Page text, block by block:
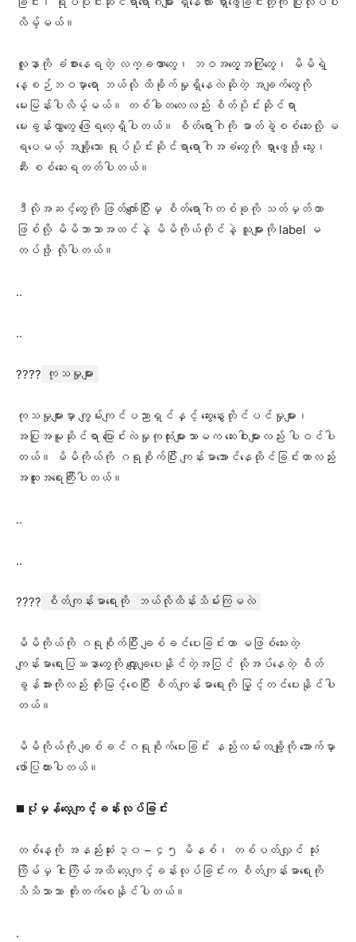
လိမ့်မယ်။
လူနာကို ခံစားနေရတဲ့ လက္ခဏာတွေ၊ ဘဝအတွေ့အကြုံတွေ၊ မိမိရဲ့
နေ့စဉ်ဘဝမှာရော ဘယ်လို ထိခိုက်မှုရှိနေလဲဆိုတဲ့ အချက်တွေကို
မေးမြန်းပါလိမ့်မယ်။ တစ်ခါတလေလည်း စိတ်ပိုင်းဆိုင်ရာ
မေးခွန်းလွှာတွေ ဖြေရလေ့ရှိပါတယ်။ စိတ်ရောဂါကို ဓာတ်ခွဲစစ်ဆေးလို့ မ
ရပေမယ့် အချို့သော ရုပ်ပိုင်းဆိုင်ရာရောဂါအခံတွေကို ရှာဖွေဖို့ သွေး၊
ဆီး စစ်ဆေးရတတ်ပါတယ်။
ဒီလိုအဆင့်တွေကို ဖြတ်ကျော်ပြီးမှ စိတ်ရောဂါတစ်ခုကို သတ်မှတ်တာ
ဖြစ်လို့ မိမိဘာသာအထင်နဲ့ မိမိကိုယ်တိုင်နဲ့ သူများကို label မ
တပ်ဖို့ လိုပါတယ်။
..
..
???? ကုသမှုများ
ကုသမှုများမှာ ကျွမ်းကျင်ပညာရှင်နှင့် ဆွေးနွေးတိုင်ပင်မှုများ၊
အပြုအမူဆိုင်ရာ ပြောင်းလဲမှုကုထုံးများသာမက ဆေးဝါးများလည်း ပါဝင်ပါ
တယ်။ မိမိကိုယ်ကို ဂရုစိုက်ပြီး ကျန်းမာအောင်နေထိုင်ခြင်းဟာလည်း
အထူးအရေးကြီးပါတယ်။
..
..
???? စိတ်ကျန်းမာရေးကို ဘယ်လိုထိန်းသိမ်းကြမလဲ
မိမိကိုယ်ကို ဂရုစိုက်ပြီး ချစ်ခင်ပေးခြင်းဟာ ‌မဖြစ်သေးတဲ့
ကျန်းမာရေးပြဿနာတွေကို လျှော့ချပေးနိုင်တဲ့အပြင် လိုအပ်နေတဲ့ စိတ်
ခွန်အားကိုလည်း တိုးမြင့်စေပြီး စိတ်ကျန်းမာရေးကို မြှင့်တင်ပေးနိုင်ပါ
တယ်။
မိမိကိုယ်ကို ချစ်ခင်ဂရုစိုက်ပေးခြင်း နည်းလမ်းတချို့ကို အောက်မှာ
ဖော်ပြထားပါတယ်။
◼️ ပုံမှန်လေ့ကျင့်ခန်းလုပ်ခြင်း
တစ်နေ့ကို အနည်းဆုံး ၃၀ – ၄၅ မိနစ်၊ တစ်ပတ်လျှင် သုံး
ကြိမ်မှ ငါးကြိမ်အထိ လေ့ကျင့်ခန်းလုပ်ခြင်းက စိတ်ကျန်းမာရေးကို
သိသိသာသာ တိုးတက်စေနိုင်ပါတယ်။
.